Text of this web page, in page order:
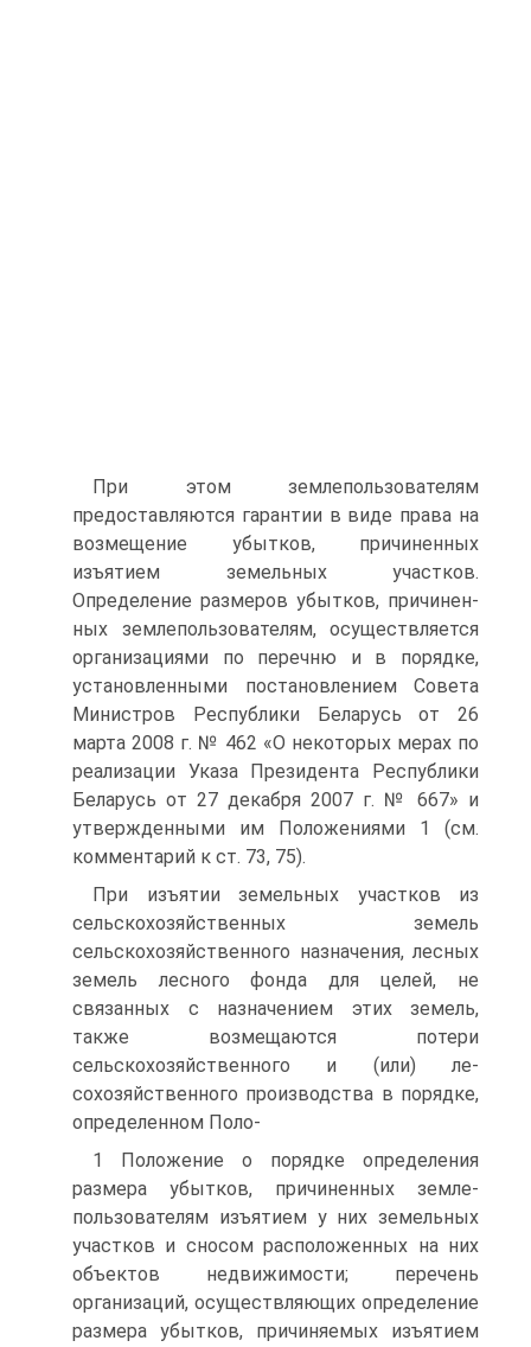
При этом землепользователям
предоставляются гарантии в виде права на
возмещение убытков, причиненных
изъятием зе­мельных участков.
Определение размеров убытков, причинен­
ных землепользователям, осуществляется
организациями по пе­речню и в порядке,
установленными постановлением Совета
Министров Республики Беларусь от 26
марта 2008 г. № 462 «О некоторых мерах по
реализации Указа Президента Респуб­лики
Беларусь от 27 декабря 2007 г. № 667» и
утвержденны­ми им Положениями 1 (см.
комментарий к ст. 73, 75).
При изъятии земельных участков из
сельскохозяйственных земель
сельскохозяйственного назначения, лесных
земель лес­ного фонда для целей, не
связанных с назначением этих земель,
также возмещаются потери
сельскохозяйственного и (или) ле-
сохозяйственного производства в порядке,
определенном Поло-
1 Положение о порядке определения
размера убытков, причиненных земле­
пользователям изъятием у них земельных
участков и сносом располо­женных на них
объектов недвижимости; перечень
организаций, осуществ­ляющих определение
размера убытков, причиняемых изъятием